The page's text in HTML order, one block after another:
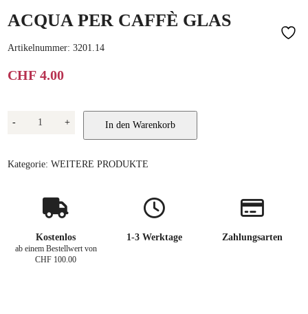
ACQUA PER CAFFÈ GLAS
Artikelnummer:3201.14
CHF 4.00
-
Acqua
Menge
+ In den Warenkorb
Kategorie:WEITERE PRODUKTE
Kostenlos
ab einem Bestellwert von
CHF 100.00
1-3 Werktage Zahlungsarten